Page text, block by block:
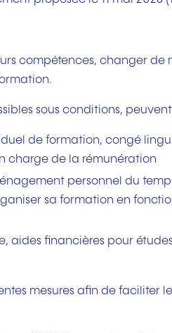
compétences, changer de
sous conditions,
de formation, congé
charge de la rémunération
personnel du
sa formation en
aides financières pour
mesures afin de faciliter